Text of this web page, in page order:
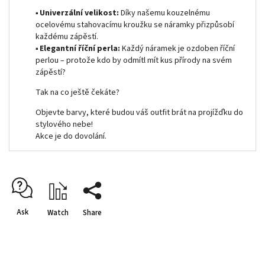
▪ Univerzální velikost: Díky našemu kouzelnému
ocelovému stahovacímu kroužku se náramky přizpůsobí
každému zápěstí.
▪ Elegantní říční perla: Každý náramek je ozdoben říční
perlou – protože kdo by odmítl mít kus přírody na svém
zápěstí?
Tak na co ještě čekáte?
Objevte barvy, které budou váš outfit brát na projížďku do
stylového nebe!
Akce je do dovolání.
Ask Watch Share